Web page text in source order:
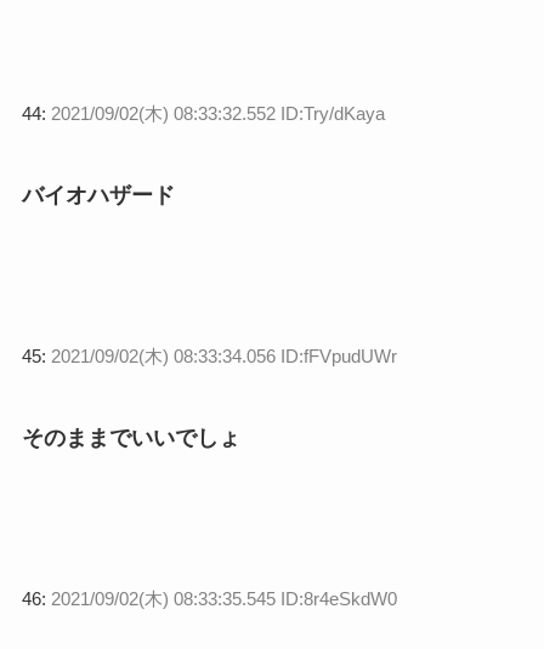
44: 2021/09/02(木) 08:33:32.552 ID:Try/dKaya
バイオハザード
45: 2021/09/02(木) 08:33:34.056 ID:fFVpudUWr
そのままでいいでしょ
46: 2021/09/02(木) 08:33:35.545 ID:8r4eSkdW0